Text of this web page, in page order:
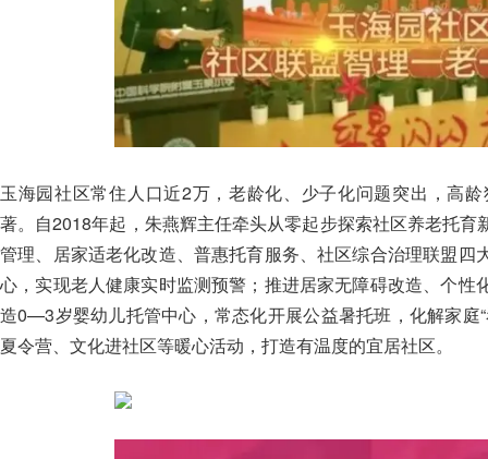
玉海园社区常住人口近2万，老龄化、少子化问题突出，高
著。自2018年起，朱燕辉主任牵头从零起步探索社区养老托
管理、居家适老化改造、普惠托育服务、社区综合治理联盟
心，实现老人健康实时监测预警；推进居家无障碍改造、个
造0—3岁婴幼儿托管中心，常态化开展公益暑托班，化解家庭
夏令营、文化进社区等暖心活动，打造有温度的宜居社区。